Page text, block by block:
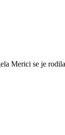
Merici se je